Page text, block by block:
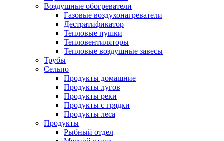
Воздушные обогреватели
Газовые воздухонагреватели
Дестратификатор
Тепловые пушки
Тепловентиляторы
Тепловые воздушные завесы
Трубы
Сельпо
Продукты домашние
Продукты лугов
Продукты реки
Продукты с грядки
Продукты леса
Продукты
Рыбный отдел